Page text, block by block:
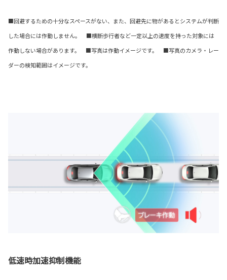
■回避するための十分なスペースがない、また、回避先に物があるとシステムが判断
した場合には作動しません。 ■横断歩行者など一定以上の速度を持った対象には
作動しない場合があります。 ■写真は作動イメージです。 ■写真のカメラ・レー
ダーの検知範囲はイメージです。
低速時加速抑制機能